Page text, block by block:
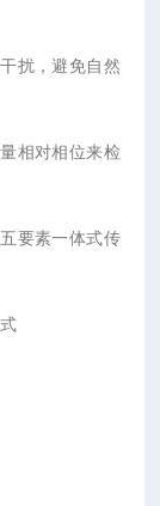
扰，避免自然
相对相位来检
要素一体式传